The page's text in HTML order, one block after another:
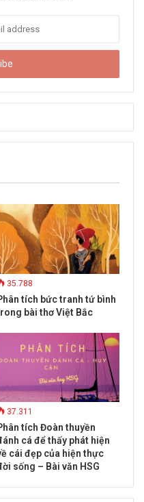
35.788
tích bức tranh tứ bình
bài thơ Việt Bắc
37.311
tích Đoàn thuyền
cá để thấy phát hiện
cái đẹp của hiện thực
sống – Bài văn HSG